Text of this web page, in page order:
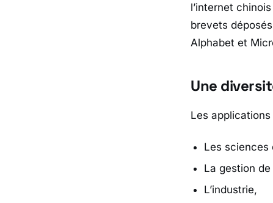
l’internet
brevets
Alphabet et
Une
Les
Les sciences
La gestion
L’industrie,